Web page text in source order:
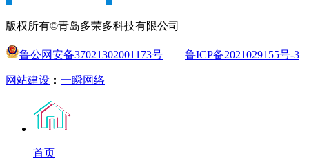
版权所有©青岛多荣多科技有限公司
鲁公网安备37021302001173号 鲁ICP备2021029155号-3
网站建设 ： 一瞬网络
首页